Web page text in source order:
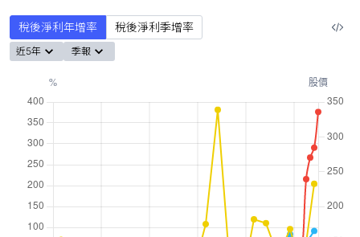
稅後淨利年增率 稅後淨利季增率
近5年 季報